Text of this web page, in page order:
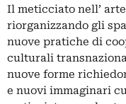
Il meticciato nell’
riorganizzando gli
nuove pratiche di
culturali
nuove forme
e nuovi immaginari